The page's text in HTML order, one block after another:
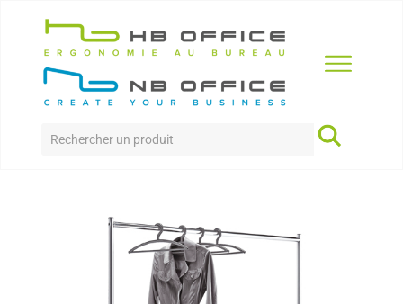
Accueil > Produits > accessoires>Kasta
KASTA